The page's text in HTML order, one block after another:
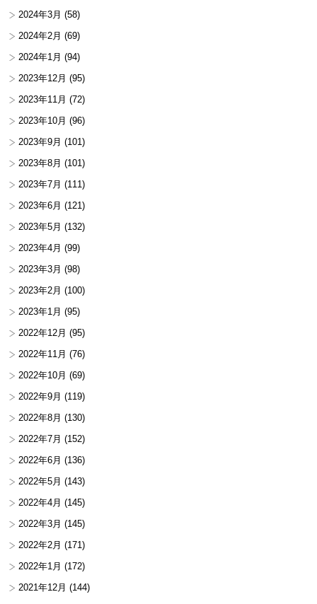
2024年3月 (58)
2024年2月 (69)
2024年1月 (94)
2023年12月 (95)
2023年11月 (72)
2023年10月 (96)
2023年9月 (101)
2023年8月 (101)
2023年7月 (111)
2023年6月 (121)
2023年5月 (132)
2023年4月 (99)
2023年3月 (98)
2023年2月 (100)
2023年1月 (95)
2022年12月 (95)
2022年11月 (76)
2022年10月 (69)
2022年9月 (119)
2022年8月 (130)
2022年7月 (152)
2022年6月 (136)
2022年5月 (143)
2022年4月 (145)
2022年3月 (145)
2022年2月 (171)
2022年1月 (172)
2021年12月 (144)